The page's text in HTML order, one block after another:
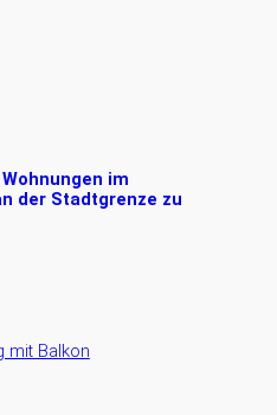
im
der Stadtgrenze zu